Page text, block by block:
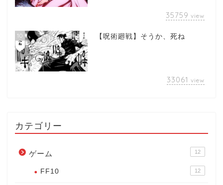
35759 view
10 【呪術廻戦】そうか、死ね
33061 view
カテゴリー
ゲーム 12
FF10 12